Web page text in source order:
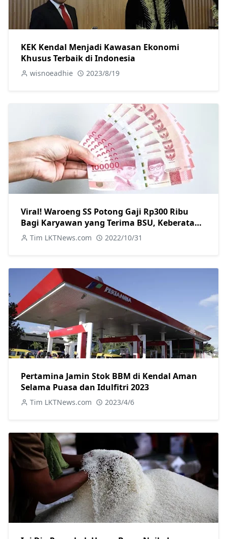
KEK Kendal Menjadi Kawasan Ekonomi
Khusus Terbaik di Indonesia
wisnoeadhie 2023/8/19
Viral! Waroeng SS Potong Gaji Rp300 Ribu
Bagi Karyawan yang Terima BSU, Keberatan
Silahkan Undur Diri
Tim LKTNews.com 2022/10/31
Pertamina Jamin Stok BBM di Kendal Aman
Selama Puasa dan Idulfitri 2023
Tim LKTNews.com 2023/4/6